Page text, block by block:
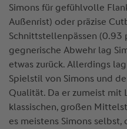
Simons für gefühlvolle
Außenrist) oder präzise
Schnittstellenpässen
gegnerische Abwehr lag
etwas zurück. Allerdings
Spielstil von Simons und
Qualität. Da er zumeist mit
klassischen, großen
es meistens Simons selbst,